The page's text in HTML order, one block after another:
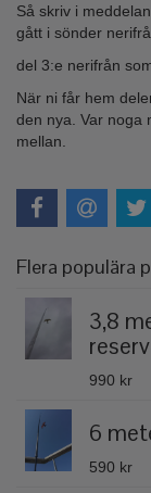
Så skriv i
gått i sönder
del 3:e nerifrån
När ni får hem
den nya. Var noga
mellan.
Flera populära
3,8
990 kr
6
590 kr